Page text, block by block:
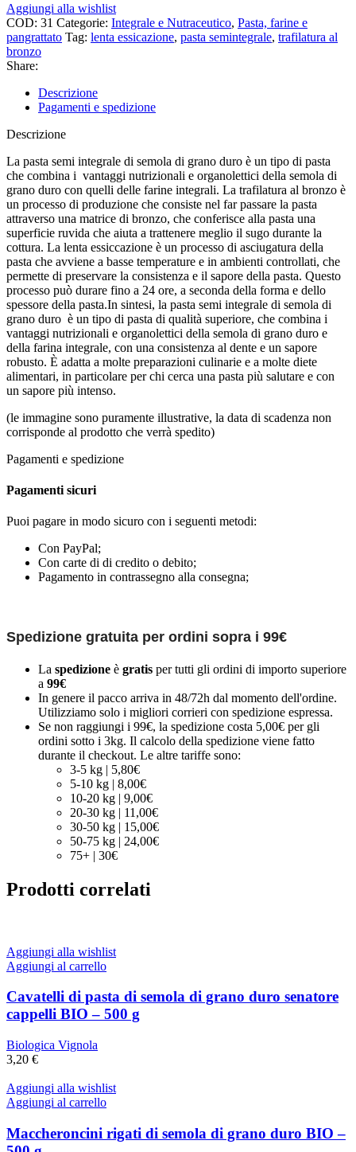
Aggiungi alla wishlist
COD: 31 Categorie: Integrale e Nutraceutico, Pasta, farine e
pangrattato Tag: lenta essicazione, pasta semintegrale, trafilatura al
bronzo
Share:
Descrizione
Pagamenti e spedizione
Descrizione
La pasta semi integrale di semola di grano duro è un tipo di pasta
che combina i vantaggi nutrizionali e organolettici della semola di
grano duro con quelli delle farine integrali. La trafilatura al bronzo è
un processo di produzione che consiste nel far passare la pasta
attraverso una matrice di bronzo, che conferisce alla pasta una
superficie ruvida che aiuta a trattenere meglio il sugo durante la
cottura. La lenta essiccazione è un processo di asciugatura della
pasta che avviene a basse temperature e in ambienti controllati, che
permette di preservare la consistenza e il sapore della pasta. Questo
processo può durare fino a 24 ore, a seconda della forma e dello
spessore della pasta.In sintesi, la pasta semi integrale di semola di
grano duro è un tipo di pasta di qualità superiore, che combina i
vantaggi nutrizionali e organolettici della semola di grano duro e
della farina integrale, con una consistenza al dente e un sapore
robusto. È adatta a molte preparazioni culinarie e a molte diete
alimentari, in particolare per chi cerca una pasta più salutare e con
un sapore più intenso.
(le immagine sono puramente illustrative, la data di scadenza non
corrisponde al prodotto che verrà spedito)
Pagamenti e spedizione
Pagamenti sicuri
Puoi pagare in modo sicuro con i seguenti metodi:
Con PayPal;
Con carte di di credito o debito;
Pagamento in contrassegno alla consegna;
Spedizione gratuita per ordini sopra i 99€
La spedizione è gratis per tutti gli ordini di importo superiore
a 99€
In genere il pacco arriva in 48/72h dal momento dell'ordine.
Utilizziamo solo i migliori corrieri con spedizione espressa.
Se non raggiungi i 99€, la spedizione costa 5,00€ per gli
ordini sotto i 3kg. Il calcolo della spedizione viene fatto
durante il checkout. Le altre tariffe sono:
3-5 kg | 5,80€
5-10 kg | 8,00€
10-20 kg | 9,00€
20-30 kg | 11,00€
30-50 kg | 15,00€
50-75 kg | 24,00€
75+ | 30€
Prodotti correlati
Aggiungi alla wishlist
Aggiungi al carrello
Cavatelli di pasta di semola di grano duro senatore
cappelli BIO – 500 g
Biologica Vignola
3,20 €
Aggiungi alla wishlist
Aggiungi al carrello
Maccheroncini rigati di semola di grano duro BIO –